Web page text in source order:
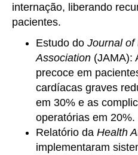
internação, liberando
pacientes.
Estudo do Journal of
Association (JAMA):
precoce em
cardíacas graves
em 30% e as
operatórias em 20%.
Relatório da Health
implementaram